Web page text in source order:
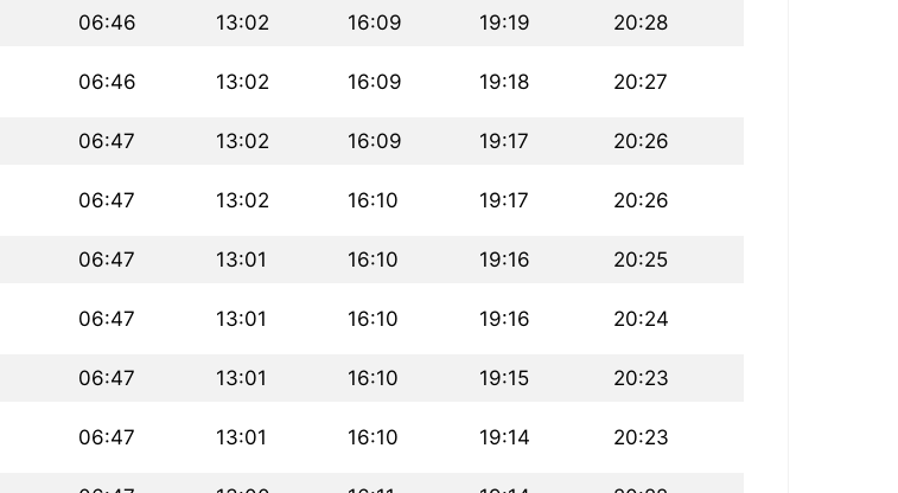
06:46 13:02 16:09 19:19 20:28
06:46 13:02 16:09 19:18 20:27
06:47 13:02 16:09 19:17 20:26
06:47 13:02 16:10 19:17 20:26
06:47 13:01 16:10 19:16 20:25
06:47 13:01 16:10 19:16 20:24
06:47 13:01 16:10 19:15 20:23
06:47 13:01 16:10 19:14 20:23